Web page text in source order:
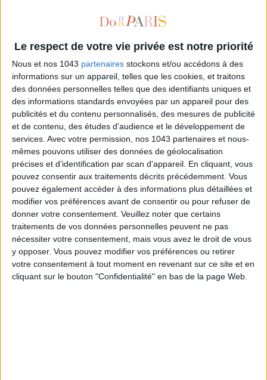
Le respect de votre vie privée est notre priorité
Nous et nos 1043 partenaires stockons et/ou accédons à des
informations sur un appareil, telles que les cookies, et traitons
des données personnelles telles que des identifiants uniques et
des informations standards envoyées par un appareil pour des
publicités et du contenu personnalisés, des mesures de publicité
et de contenu, des études d'audience et le développement de
services. Avec votre permission, nos 1043 partenaires et nous-
mêmes pouvons utiliser des données de géolocalisation
précises et d’identification par scan d'appareil. En cliquant, vous
pouvez consentir aux traitements décrits précédemment. Vous
pouvez également accéder à des informations plus détaillées et
modifier vos préférences avant de consentir ou pour refuser de
donner votre consentement. Veuillez noter que certains
traitements de vos données personnelles peuvent ne pas
nécessiter votre consentement, mais vous avez le droit de vous
y opposer. Vous pouvez modifier vos préférences ou retirer
votre consentement à tout moment en revenant sur ce site et en
cliquant sur le bouton "Confidentialité" en bas de la page Web.
ÉLYSÉE - ÉTOILE: CHIC ADDRESSES TO REMEMBER
SUMMER JEWELRY THAT CAPTURES THE SEASON